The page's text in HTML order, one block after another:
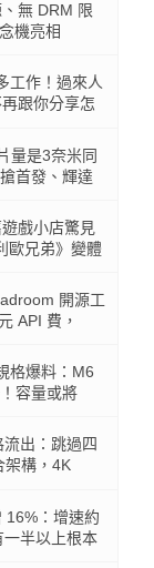
無 DRM 限
機亮相
工作！過來人
跟你分享怎
量是3奈米同
首發、輝達
戲小店驚見
歐兄弟》變體
開源工
API 費，
格爆料：M6
容量或將
出：跳過四
架構，4K
16%：增速約
半以上根本